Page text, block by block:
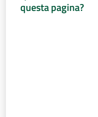
questa pagina?